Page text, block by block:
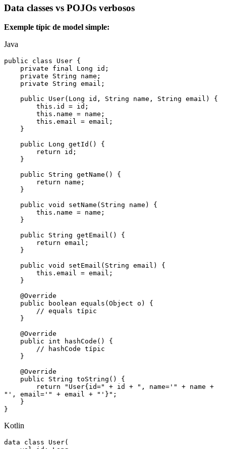
Data classes vs POJOs verbosos
Exemple típic de model simple:
Java
public class User {
    private
final Long id;
    private
String name;
    private
String email;
    public
User( Long id , String name , String email) {
        this
. id = id;
        this
. name = name;
        this
. email = email;
    }
    public
Long getId () {
        return
id;
    }
    public
String getName () {
        return
name;
    }
    public
void setName ( String name) {
        this
. name = name;
    }
    public
String getEmail () {
        return
email;
    }
    public
void setEmail ( String email) {
        this
. email = email;
    }
    @
Override
    public
boolean equals ( Object o) {
        // equals típic
    }
    @
Override
    public
int hashCode () {
        // hashCode típic
    }
    @
Override
    public
String toString () {
        return
"User{id=" + id + ", name='" + name +
"', email='"
+ email + "'}" ;
    }
}
Kotlin
data class User(